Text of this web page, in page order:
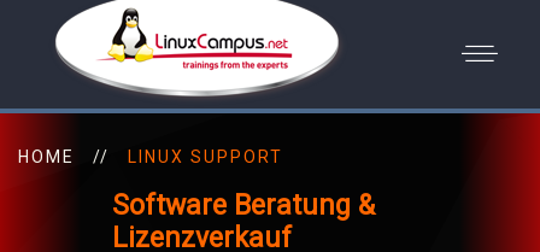
HOME LINUX SUPPORT
Software Beratung &
Lizenzverkauf